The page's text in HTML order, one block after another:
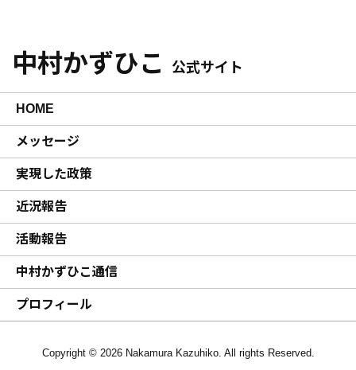
中村かずひこ 公式サイト
HOME
メッセージ
実現した政策
近況報告
活動報告
中村かずひこ通信
プロフィール
Copyright © 2026 Nakamura Kazuhiko. All rights Reserved.